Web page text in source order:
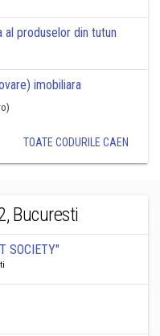
produselor din tutun
imobiliara
TOATE CODURILE CAEN
Bucuresti
SOCIETY"